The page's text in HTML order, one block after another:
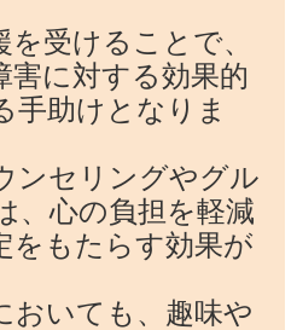
受けることで、
害に対する効果的
手助けとなりま
ンセリングやグル
、心の負担を軽減
をもたらす効果が
おいても、趣味や